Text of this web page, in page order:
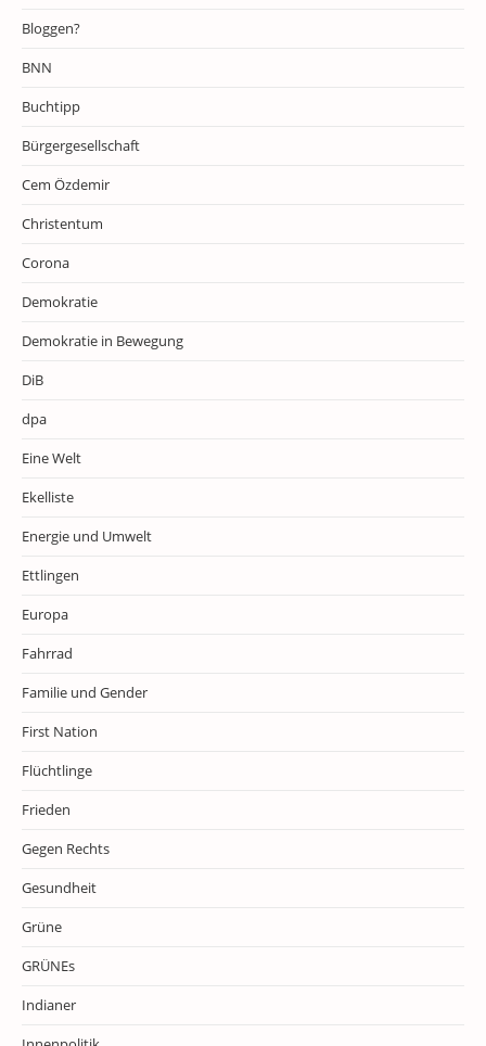
Bloggen?
BNN
Buchtipp
Bürgergesellschaft
Cem Özdemir
Christentum
Corona
Demokratie
Demokratie in Bewegung
DiB
dpa
Eine Welt
Ekelliste
Energie und Umwelt
Ettlingen
Europa
Fahrrad
Familie und Gender
First Nation
Flüchtlinge
Frieden
Gegen Rechts
Gesundheit
Grüne
GRÜNEs
Indianer